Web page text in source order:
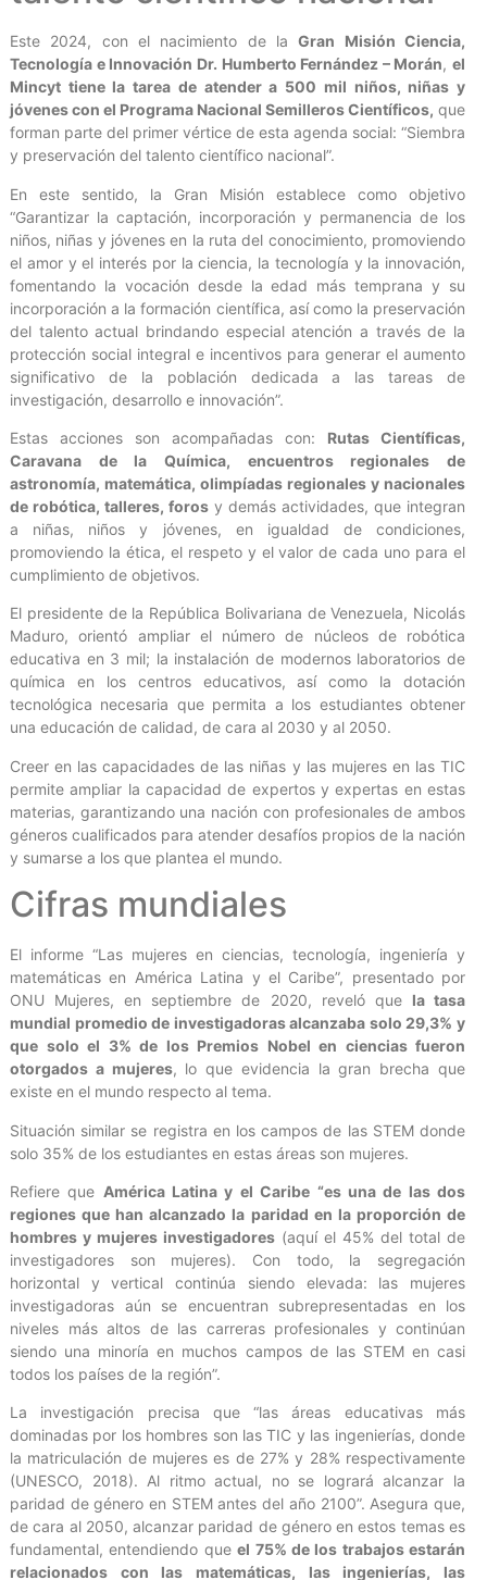
Este 2024, con el nacimiento de laGran Misión Ciencia,
Tecnología e Innovación Dr. Humberto Fernández – Morán, el
Mincyt tiene la tarea de atender a 500 mil niños, niñas y
jóvenes con el Programa Nacional Semilleros Científicos, que
forman parte del primer vértice de esta agenda social: “Siembra
y preservación del talento científico nacional”.
En este sentido, la Gran Misión establece como objetivo
“Garantizar la captación, incorporación y permanencia de los
niños, niñas y jóvenes en la ruta del conocimiento, promoviendo
el amor y el interés por la ciencia, la tecnología y la innovación,
fomentando la vocación desde la edad más temprana y su
incorporación a la formación científica, así como la preservación
del talento actual brindando especial atención a través de la
protección social integral e incentivos para generar el aumento
significativo de la población dedicada a las tareas de
investigación, desarrollo e innovación”.
Estas acciones son acompañadas con: Rutas Científicas,
Caravana de la Química, encuentros regionales de
astronomía, matemática, olimpíadas regionales y nacionales
de robótica, talleres, foros y demás actividades, que integran
a niñas, niños y jóvenes, en igualdad de condiciones,
promoviendo la ética, el respeto y el valor de cada uno para el
cumplimiento de objetivos.
El presidente de la República Bolivariana de Venezuela, Nicolás
Maduro, orientó ampliar el número de núcleos de robótica
educativa en 3 mil; la instalación de modernos laboratorios de
química en los centros educativos, así como la dotación
tecnológica necesaria que permita a los estudiantes obtener
una educación de calidad, de cara al 2030 y al 2050.
Creer en las capacidades de las niñas y las mujeres en las TIC
permite ampliar la capacidad de expertos y expertas en estas
materias, garantizando una nación con profesionales de ambos
géneros cualificados para atender desafíos propios de la nación
y sumarse a los que plantea el mundo.
Cifras mundiales
El informe “Las mujeres en ciencias, tecnología, ingeniería y
matemáticas en América Latina y el Caribe”, presentado por
ONU Mujeres, en septiembre de 2020, reveló que la tasa
mundial promedio de investigadoras alcanzaba solo 29,3% y
que solo el 3% de los Premios Nobel en ciencias fueron
otorgados a mujeres, lo que evidencia la gran brecha que
existe en el mundo respecto al tema.
Situación similar se registra en los campos de las STEM donde
solo 35% de los estudiantes en estas áreas son mujeres.
Refiere que América Latina y el Caribe “es una de las dos
regiones que han alcanzado la paridad en la proporción de
hombres y mujeres investigadores (aquí el 45% del total de
investigadores son mujeres). Con todo, la segregación
horizontal y vertical continúa siendo elevada: las mujeres
investigadoras aún se encuentran subrepresentadas en los
niveles más altos de las carreras profesionales y continúan
siendo una minoría en muchos campos de las STEM en casi
todos los países de la región”.
La investigación precisa que “las áreas educativas más
dominadas por los hombres son las TIC y las ingenierías, donde
la matriculación de mujeres es de 27% y 28% respectivamente
(UNESCO, 2018). Al ritmo actual, no se logrará alcanzar la
paridad de género en STEM antes del año 2100”. Asegura que,
de cara al 2050, alcanzar paridad de género en estos temas es
fundamental, entendiendo queel 75% de los trabajos estarán
relacionados con las matemáticas, las ingenierías, las